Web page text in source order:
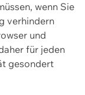
wenn Sie
verhindern
und
für jeden
gesondert